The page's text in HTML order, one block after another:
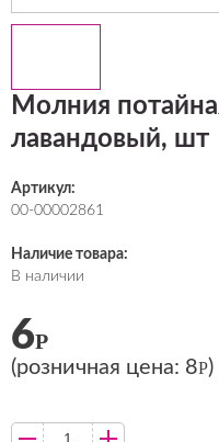
Молния
лавандовый, шт
Артикул:
00-00002861
Наличие товара:
В наличии
6Р
(розничная цена: 8Р)